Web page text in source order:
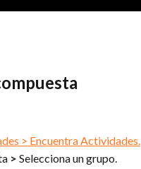
> Encuentra Actividades.
> Selecciona un grupo.